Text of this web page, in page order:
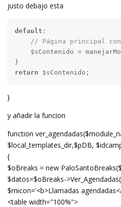
justo debajo esta
default :
// Página principal
$sContenido =
return $sContenido;
}
y añadir la funcion
function
$local_templates_dir,$pDB,
{
$oBreaks = new
$datos=$oBreaks-
$micon='<b>Llamadas
<table width="100%">